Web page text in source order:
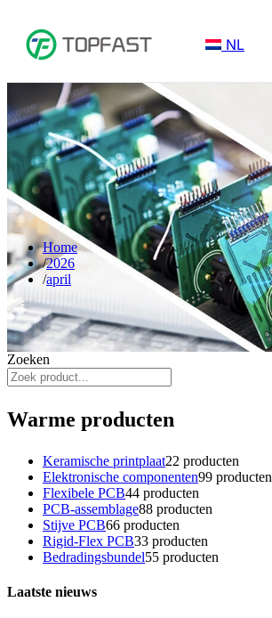
NL
Home
2026
april
Zoeken
Warme producten
Keramische printplaat22 producten
Elektronische componenten99 producten
Flexibele PCB44 producten
PCB-assemblage88 producten
Stijve PCB66 producten
Rigid-Flex PCB33 producten
Bedradingsbundel55 producten
Laatste nieuws